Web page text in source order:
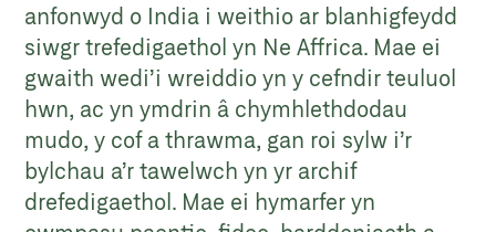
anfonwyd o India i weithio ar blanhigfeydd
siwgr trefedigaethol yn Ne Affrica. Mae ei
gwaith wedi’i wreiddio yn y cefndir teuluol
hwn, ac yn ymdrin â chymhlethdodau
mudo, y cof a thrawma, gan roi sylw i’r
bylchau a’r tawelwch yn yr archif
drefedigaethol. Mae ei hymarfer yn